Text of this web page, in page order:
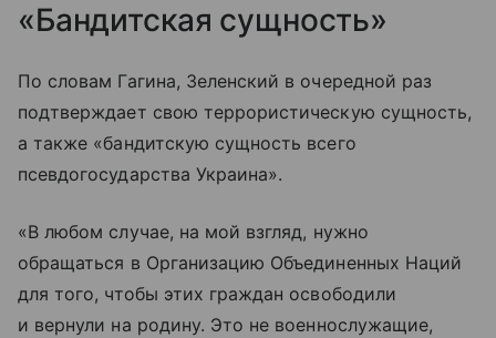
«Бандитская сущность»
По словам Гагина, Зеленский в очередной раз
подтверждает свою террористическую сущность,
а также «бандитскую сущность всего
псевдогосударства Украина».
«В любом случае, на мой взгляд, нужно
обращаться в Организацию Объединенных Наций
для того, чтобы этих граждан освободили
и вернули на родину. Это не военнослужащие,